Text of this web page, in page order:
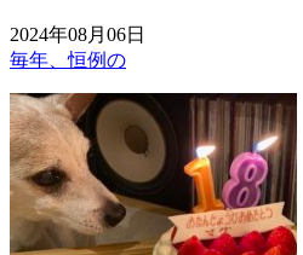
2024年08月06日
毎年、恒例の